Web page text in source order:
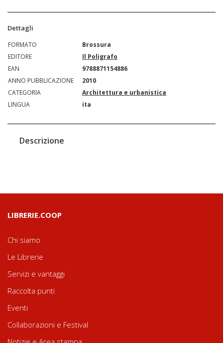
Dettagli
FORMATO
Brossura
EDITORE
Il Poligrafo
EAN
9788871154886
ANNO PUBBLICAZIONE
2010
CATEGORIA
Architettura e urbanistica
LINGUA
ita
Descrizione
LIBRERIE.COOP
Chi siamo
Le Librerie
Servizi e vantaggi
Raccolta punti
Eventi
Collaborazioni e Festival